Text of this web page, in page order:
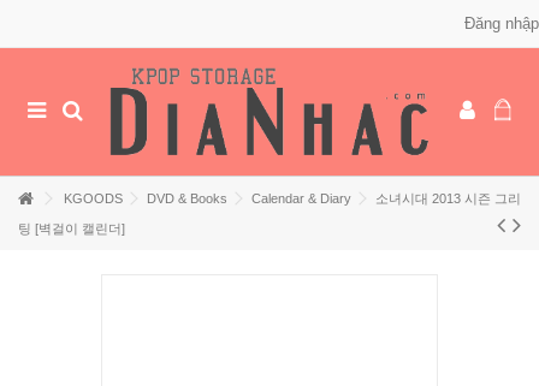
Đăng nhập
KGOODS DVD & Books Calendar & Diary 소녀시대 2013 시즌 그리
팅 [벽걸이 캘린더]